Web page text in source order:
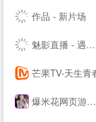
作品 - 新片场
魅影直播 - 遇见让你心动的瞬间
芒果TV-天生青
爆米花网页游戏-爆米花网